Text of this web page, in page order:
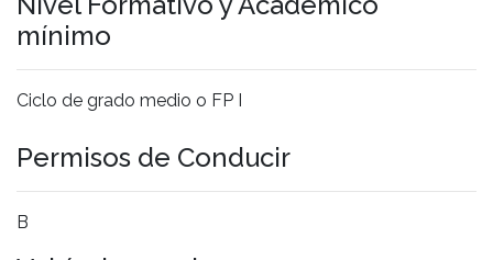
mínimo
Ciclo de grado medio o FP I
Permisos de Conducir
B